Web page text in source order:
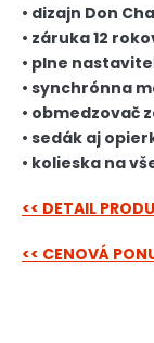
• dizajn Don
• záruka 12
• plne
• synchrónna
• obmedzovač
• sedák aj
• kolieska na
<< DETAIL
<< CENOVÁ